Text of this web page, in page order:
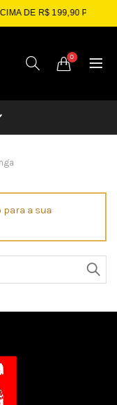
DE R$ 199,90 PARA SP
0
a sua